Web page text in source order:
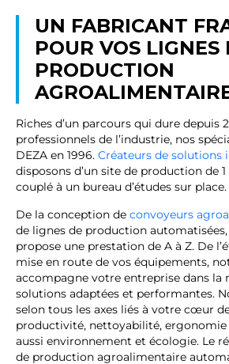
UN FABRICANT
POUR VOS LIGNES
PRODUCTION
Riches d’un parcours qui dure depuis
professionnels de l’industrie, nos
DEZA en 1996. Créateurs de solutions
disposons d’un site de production de 1
couplé à un bureau d’études sur place.
De la conception de convoyeurs
de lignes de production automatisées,
propose une prestation de A à Z. De
mise en route de vos équipements,
accompagne votre entreprise dans la
solutions adaptées et performantes.
selon tous les axes liés à votre cœur
productivité, nettoyabilité, ergonomie
aussi environnement et écologie. Le
de production agroalimentaire